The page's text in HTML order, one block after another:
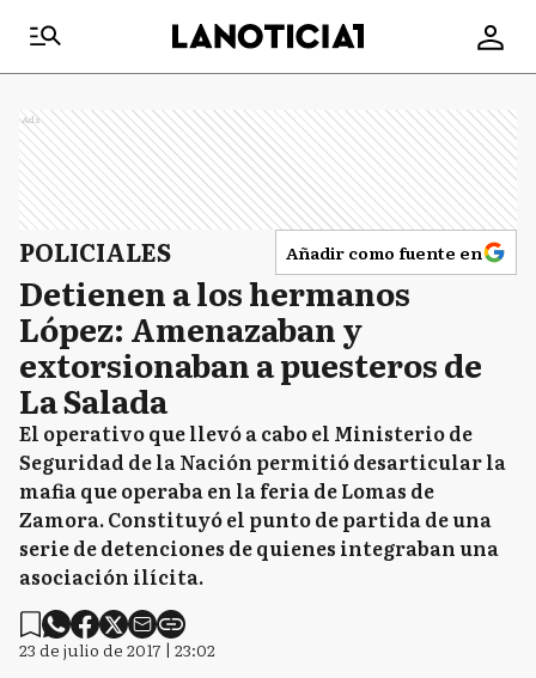
Ads
POLICIALES Añadir como fuente en
Detienen a los hermanos
López: Amenazaban y
extorsionaban a puesteros de
La Salada
El operativo que llevó a cabo el Ministerio de
Seguridad de la Nación permitió desarticular la
mafia que operaba en la feria de Lomas de
Zamora. Constituyó el punto de partida de una
serie de detenciones de quienes integraban una
asociación ilícita.
23 de julio de 2017 | 23:02